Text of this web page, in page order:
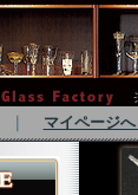
マイページ